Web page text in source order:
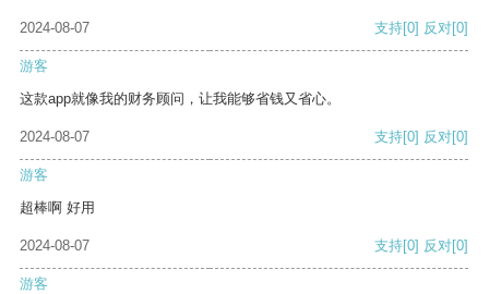
2024-08-07 支持[0] 反对[0]
游客
这款app就像我的财务顾问，让我能够省钱又省心。
2024-08-07 支持[0] 反对[0]
游客
超棒啊 好用
2024-08-07 支持[0] 反对[0]
游客